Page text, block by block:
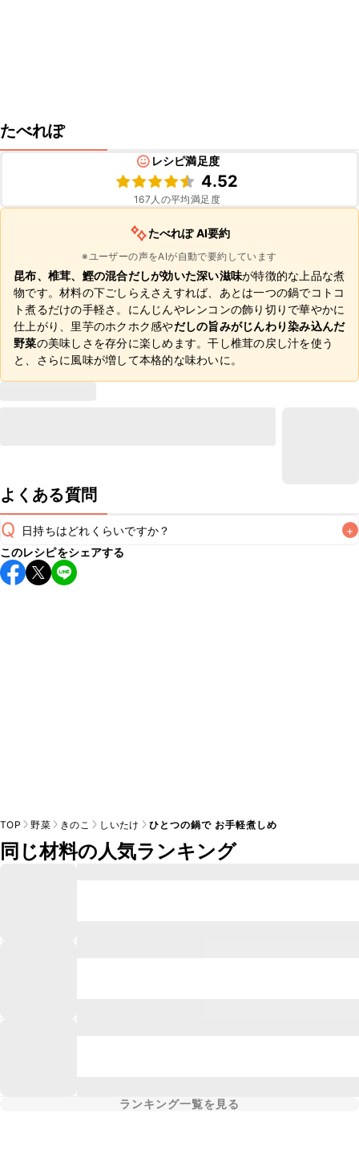
たべれぽ
レシピ満足度
4.52
167 人の平均満足度
たべれぽ AI要約
※ユーザーの声をAIが自動で要約しています
昆布、椎茸、鰹の混合だしが効いた深い滋味が特徴的な上品な煮
物です。材料の下ごしらえさえすれば、あとは一つの鍋でコトコ
ト煮るだけの手軽さ。にんじんやレンコンの飾り切りで華やかに
仕上がり、里芋のホクホク感やだしの旨みがじんわり染み込んだ
野菜の美味しさを存分に楽しめます。干し椎茸の戻し汁を使う
と、さらに風味が増して本格的な味わいに。
よくある質問
Q 日持ちはどれくらいですか？ +
保存期間は冷蔵で4~5日が目安です。なるべくお早めにお召
し上がりください。
このレシピをシェアする
TOP 野菜 きのこ しいたけ ひとつの鍋で お手軽煮しめ
同じ材料の人気ランキング
ランキング一覧を見る